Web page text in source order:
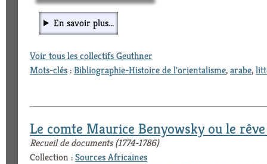
En savoir plus...
Voir tous les collectifs Geuthner
Mots-clés:Bibliographie-Histoire de l'orientalisme,arabe,
Le comte Maurice Benyowsky ou le
Recueil de documents (1774-1786)
Collection :Sources Africaines